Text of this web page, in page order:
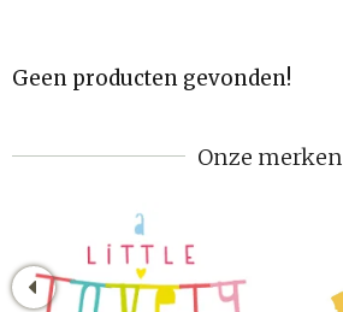
Geen producten gevonden!
Onze merken